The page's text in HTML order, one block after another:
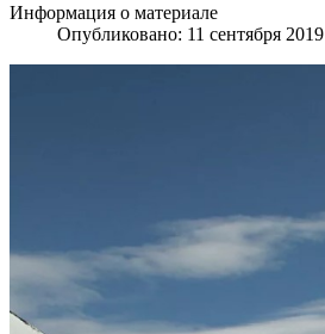
Информация о материале
Опубликовано: 11 сентября 2019